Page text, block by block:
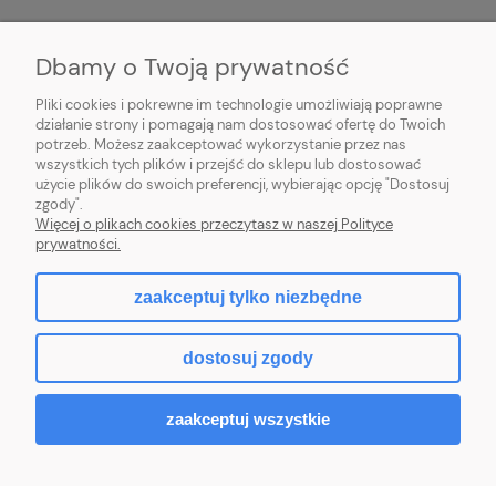
PŁATNOŚCI I DOSTAWA
INFORMACJE
O NAS
Sklep internetowy Shoper.pl
Dbamy o Twoją prywatność
Pliki cookies i pokrewne im technologie umożliwiają poprawne
działanie strony i pomagają nam dostosować ofertę do Twoich
potrzeb. Możesz zaakceptować wykorzystanie przez nas
wszystkich tych plików i przejść do sklepu lub dostosować
użycie plików do swoich preferencji, wybierając opcję "Dostosuj
zgody".
Więcej o plikach cookies przeczytasz w naszej Polityce
prywatności.
zaakceptuj tylko niezbędne
dostosuj zgody
zaakceptuj wszystkie